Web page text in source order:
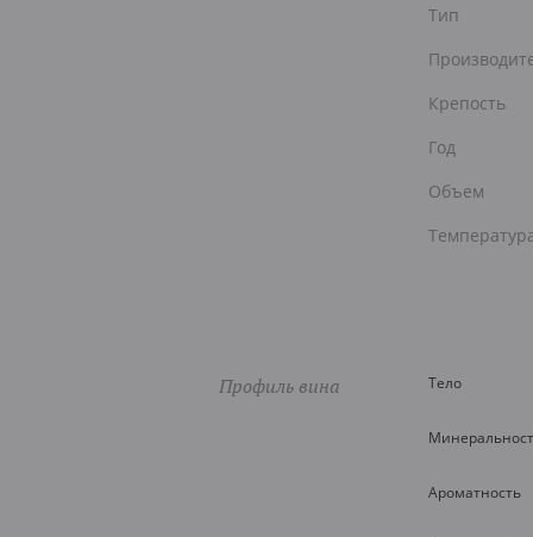
Тип
Крепость
Год
Объем
Профиль вина Тело
Ароматность